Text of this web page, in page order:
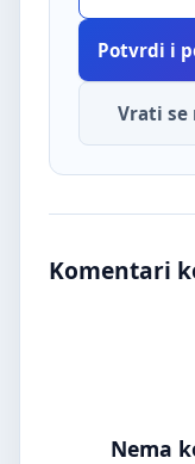
Potvrdi i
Vrati se
Komentari
Nema